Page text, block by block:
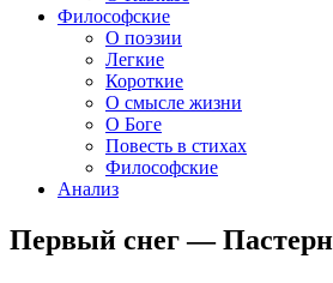
Философские
О поэзии
Легкие
Короткие
О смысле жизни
О Боге
Повесть в стихах
Философские
Анализ
Первый снег —